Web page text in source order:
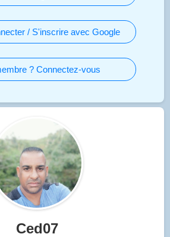
/ S'inscrire avec Google
? Connectez-vous
Ced07